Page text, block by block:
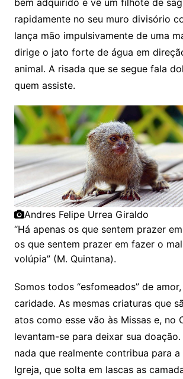
bem adquirido e vê um filhote de
rapidamente no seu muro divisório
lança mão impulsivamente de uma
dirige o jato forte de água em
animal. A risada que se segue fala
quem assiste.
Andres Felipe Urrea Giraldo
“Há apenas os que sentem prazer
os que sentem prazer em fazer o
volúpia” (M. Quintana).
Somos todos “esfomeados” de
caridade. As mesmas criaturas que
atos como esse vão às Missas e, no
levantam-se para deixar sua
nada que realmente contribua para
Igreja, que solta em lascas as